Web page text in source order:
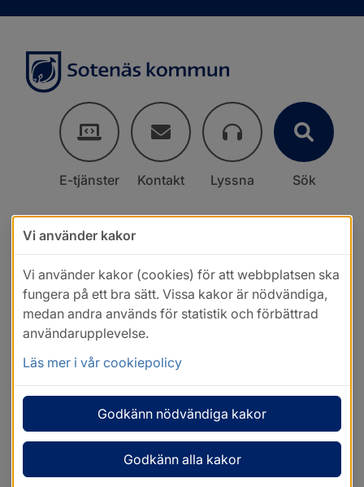
E-tjänster Kontakt Lyssna Sök
Vi använder kakor
Vi använder kakor (cookies) för att webbplatsen ska
fungera på ett bra sätt. Vissa kakor är nödvändiga,
medan andra används för statistik och förbättrad
användarupplevelse.
Läs mer i vår cookiepolicy
Godkänn nödvändiga kakor
Godkänn alla kakor